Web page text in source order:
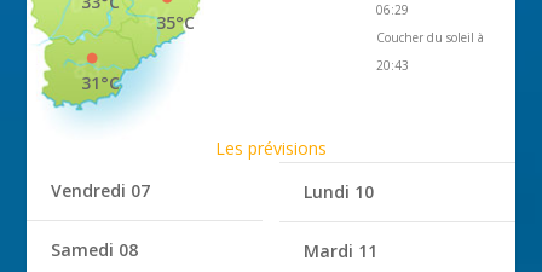
35°C
31°C
06:29
Coucher du soleil à
20:43
Les prévisions
Vendredi 07
Samedi 08
Lundi 10
Mardi 11